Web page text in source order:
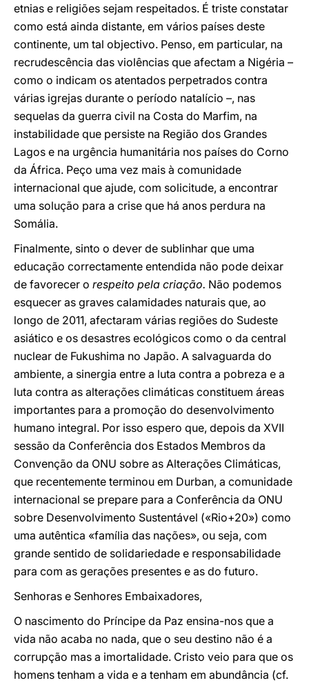
etnias e religiões sejam respeitados. É triste constatar
como está ainda distante, em vários países deste
continente, um tal objectivo. Penso, em particular, na
recrudescência das violências que afectam a Nigéria –
como o indicam os atentados perpetrados contra
várias igrejas durante o período natalício –, nas
sequelas da guerra civil na Costa do Marfim, na
instabilidade que persiste na Região dos Grandes
Lagos e na urgência humanitária nos países do Corno
da África. Peço uma vez mais à comunidade
internacional que ajude, com solicitude, a encontrar
uma solução para a crise que há anos perdura na
Somália.
Finalmente, sinto o dever de sublinhar que uma
educação correctamente entendida não pode deixar
de favorecer o respeito pela criação. Não podemos
esquecer as graves calamidades naturais que, ao
longo de 2011, afectaram várias regiões do Sudeste
asiático e os desastres ecológicos como o da central
nuclear de Fukushima no Japão. A salvaguarda do
ambiente, a sinergia entre a luta contra a pobreza e a
luta contra as alterações climáticas constituem áreas
importantes para a promoção do desenvolvimento
humano integral. Por isso espero que, depois da XVII
sessão da Conferência dos Estados Membros da
Convenção da ONU sobre as Alterações Climáticas,
que recentemente terminou em Durban, a comunidade
internacional se prepare para a Conferência da ONU
sobre Desenvolvimento Sustentável («Rio+20») como
uma autêntica «família das nações», ou seja, com
grande sentido de solidariedade e responsabilidade
para com as gerações presentes e as do futuro.
Senhoras e Senhores Embaixadores,
O nascimento do Príncipe da Paz ensina-nos que a
vida não acaba no nada, que o seu destino não é a
corrupção mas a imortalidade. Cristo veio para que os
homens tenham a vida e a tenham em abundância (cf.